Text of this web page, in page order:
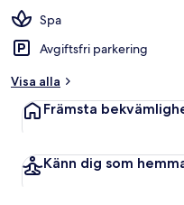
Spa
Avgiftsfri parkering
Visa alla
Främsta
Känn dig som